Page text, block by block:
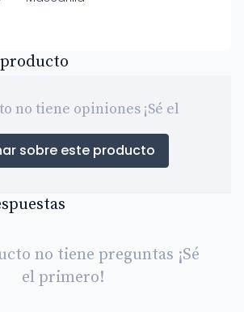
no tiene opiniones ¡Sé el
sobre este producto
no tiene preguntas ¡Sé
el primero!